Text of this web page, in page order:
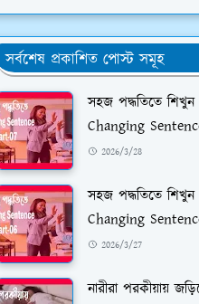
সর্বশেষ প্রকাশিত পোস্ট সমূহ
সহজ পদ্ধতিতে শিখুন
Changing
2026/3/28
সহজ পদ্ধতিতে শিখুন
Changing
2026/3/27
নারীরা পরকীয়ায়